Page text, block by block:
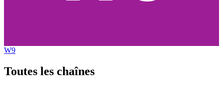
W9
Toutes les chaînes